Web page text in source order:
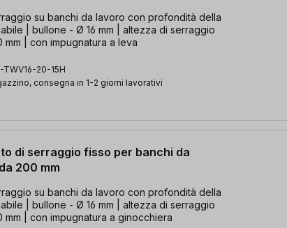
su banchi da lavoro con profondità della
| bullone - Ø 16 mm | altezza di serraggio
mm | con impugnatura a leva
TWV16-20-15H
consegna in 1-2 giorni lavorativi
di serraggio fisso per banchi da
200 mm
su banchi da lavoro con profondità della
| bullone - Ø 16 mm | altezza di serraggio
mm | con impugnatura a ginocchiera